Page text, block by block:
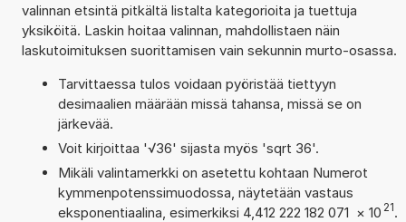
valinnan etsintä pitkältä listalta kategorioita ja tuettuja
yksiköitä. Laskin hoitaa valinnan, mahdollistaen näin
laskutoimituksen suorittamisen vain sekunnin murto-osassa.
Tarvittaessa tulos voidaan pyöristää tiettyyn
desimaalien määrään missä tahansa, missä se on
järkevää.
Voit kirjoittaa '√36' sijasta myös 'sqrt 36'.
Mikäli valintamerkki on asetettu kohtaan Numerot
kymmenpotenssimuodossa, näytetään vastaus
eksponentiaalina, esimerkiksi 4,412 222 182 071 × 10 21.